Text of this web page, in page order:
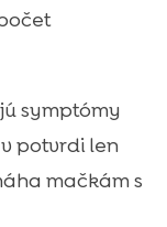
symptómy
potvrdi len
mačkám s